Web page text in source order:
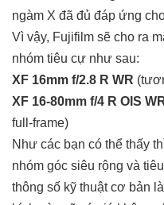
ngàm X đã đủ đáp ứng
Vì vậy, Fujifilm sẽ cho ra
nhóm tiêu cự như sau:
XF 16mm f/2.8 R WR
XF 16-80mm f/4 R OIS
full-frame)
Như các bạn có thể thấy
nhóm góc siêu rộng và
thông số kỹ thuật cơ bản